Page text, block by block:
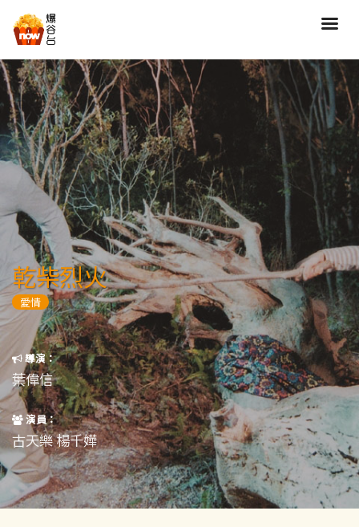
搜尋
全部類型
喜劇
動作
愛情
歷險
驚慄
恐怖
科幻
奇幻
動畫
家庭
寫實紀錄
罪案
歌舞
成人
運動
特別/特輯
短片
一般
其他
乾柴烈火
愛情
導演：
葉偉信
演員：
古天樂 楊千嬅